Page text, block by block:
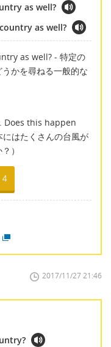
as well?
as well?
as well? - 特定の
かを尋ねる一般的な
Does this happen
はたくさんの台風が
）
4
2017/11/27 21:46